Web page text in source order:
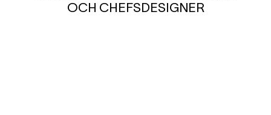
OCH CHEFSDESIGNER